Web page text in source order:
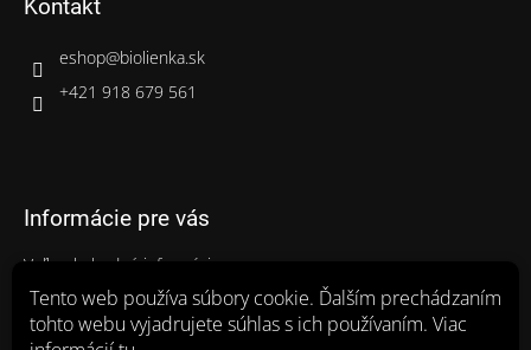
Tento web používa súbory cookie. Ďalším prechádzaním
tohto webu vyjadrujete súhlas s ich používaním. Viac
Kontakt
eshop@biolienka.sk
+421 918 679 561
Informácie pre vás
Veľkoobchodné informácie
Gastro balenia
Ako nakupovať